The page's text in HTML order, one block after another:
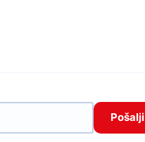
Pošalji